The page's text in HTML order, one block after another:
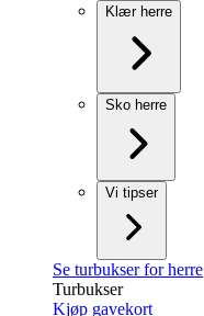
Klær herre
Sko herre
Vi tipser
Se turbukser for herre
Turbukser
Kjøp gavekort